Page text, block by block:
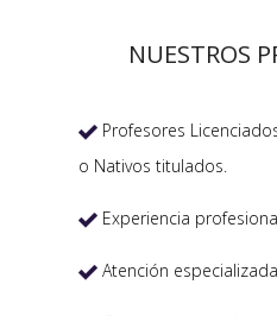
NUESTROS
 Profesores
o Nativos titulados.
 Experiencia
 Atención